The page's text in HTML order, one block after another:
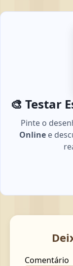
🎨 Testar
Pinte o
Onlinee
Comentário